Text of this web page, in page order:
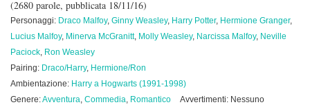
(2680 parole, pubblicata 18/11/16)
Personaggi: Draco Malfoy, Ginny Weasley, Harry Potter, Hermione Granger,
Lucius Malfoy, Minerva McGranitt, Molly Weasley, Narcissa Malfoy, Neville
Paciock, Ron Weasley
Pairing: Draco/Harry, Hermione/Ron
Ambientazione: Harry a Hogwarts (1991-1998)
Genere:Avventura, Commedia, Romantico
Avvertimenti: Nessuno